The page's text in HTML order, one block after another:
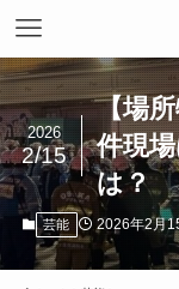
【場
件現
は？
2026
2/15
芸能 2026年2月